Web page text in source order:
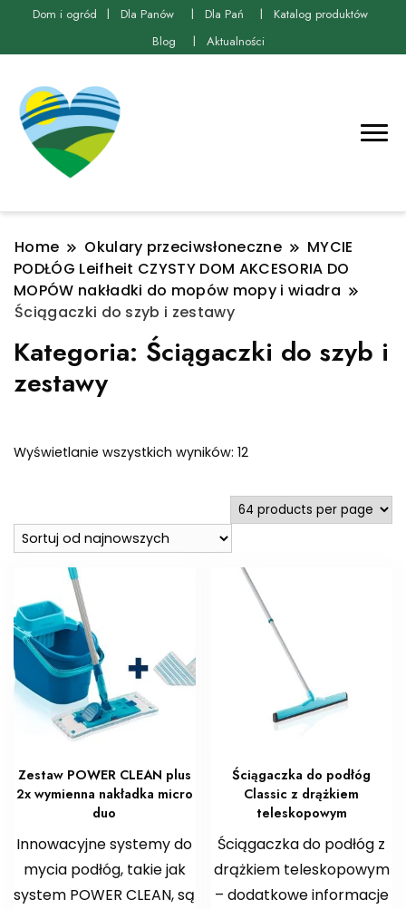
Dom i ogród Dla Panów Dla Pań
Katalog produktów
Blog
Aktualności
Home Okulary przeciwsłoneczne
MYCIE
PODŁÓG Leifheit CZYSTY DOM AKCESORIA DO
MOPÓW nakładki do mopów mopy i wiadra
Ściągaczki do szyb i zestawy
Kategoria: Ściągaczki do szyb i
zestawy
Wyświetlanie wszystkich wyników: 12Posortowane
najnowszych
Zestaw POWER CLEAN plus
2x wymienna nakładka micro
duo
Innowacyjne systemy do
mycia podłóg, takie jak
system POWER CLEAN, są
Ściągaczka do podłóg
Classic z drążkiem
teleskopowym
Ściągaczka do podłóg z
drążkiem teleskopowym
– dodatkowe informacje